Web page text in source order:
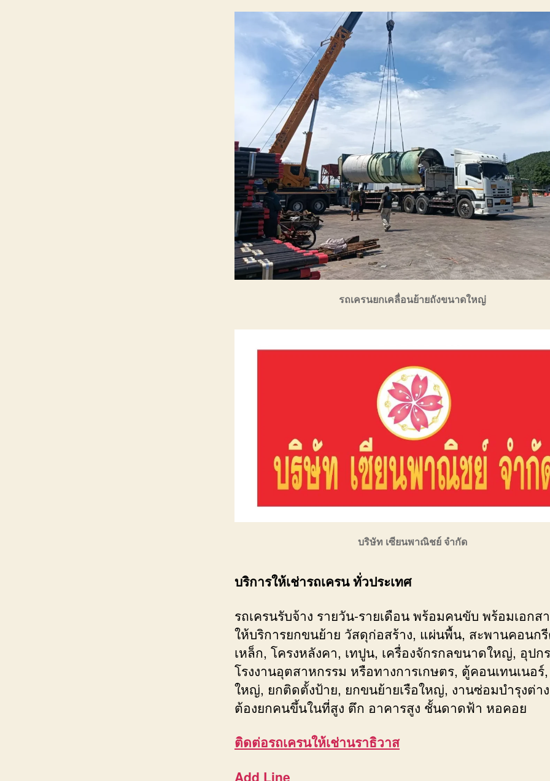
รถเครนยกเคลื่อนย้ายถังขนาดใหญ่
บริษัท เซียนพาณิชย์ จำกัด
บริการให้เช่ารถเครน ทั่วประเทศ
รถเครนรับจ้าง รายวัน-รายเดือน พร้อมคนขับ พร้อมเอกส
ให้บริการยกขนย้าย วัสดุก่อสร้าง, แผ่นพื้น, สะพานคอนก
เหล็ก, โครงหลังคา, เทปูน, เครื่องจักรกลขนาดใหญ่, อุป
โรงงานอุตสาหกรรม หรือทางการเกษตร, ตู้คอนเทนเนอ
ใหญ่, ยกติดตั้งป้าย, ยกขนย้ายเรือใหญ่, งานซ่อมบำรุงต่า
ต้องยกคนขึ้นในที่สูง ตึก อาคารสูง ชั้นดาดฟ้า หอคอย
ติดต่อรถเครนให้เช่านราธิวาส
Add Line